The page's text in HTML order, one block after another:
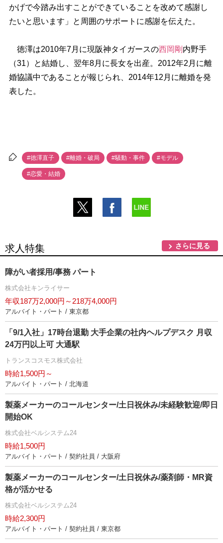
かげで今踏み出すことができていることを改めて感謝し
たいと思います」と周囲のサポートに感謝を伝えた。
徳澤は2010年7月に現阪神タイガースの西岡剛 内野手
（31）と結婚し、翌年8月に長女を出産。2012年2月に離
婚協議中であることが報じられ、2014年12月に離婚を発
表した。
#徳澤直子 #離婚・破局 #騒動・事件 #モデル
#恋愛・結婚
求人特集 さらに見る
障がい者採用/事務 パート
株式会社キンライサー
年収187万2,000円～218万4,000円
アルバイト・パート / 東京都
「9/1入社」17時台退勤 大手企業の社内ヘルプデスク 月収
24万円以上可 大通駅
トランスコスモス株式会社
時給1,500円～
アルバイト・パート / 北海道
製薬メーカーのコールセンター/土日祝休み/未経験歓迎/即日
開始OK
株式会社ベルシステム24
時給1,500円
アルバイト・パート / 契約社員 / 大阪府
製薬メーカーのコールセンター/土日祝休み/薬剤師・MR資
格が活かせる
株式会社ベルシステム24
時給2,300円
アルバイト・パート / 契約社員 / 東京都